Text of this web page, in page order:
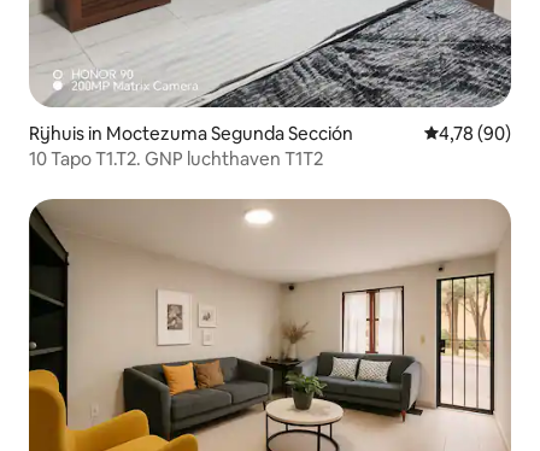
Rijhuis in Moctezuma Segunda Sección Gemiddelde
4,78 (90)
10 Tapo T1.T2. GNP luchthaven T1T2